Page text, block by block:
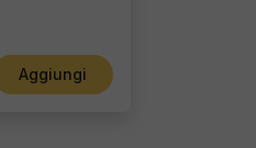
Aggiungi